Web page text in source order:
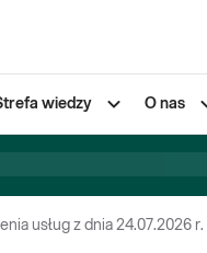
wiedzy O nas
usług z dnia 24.07.2026 r.